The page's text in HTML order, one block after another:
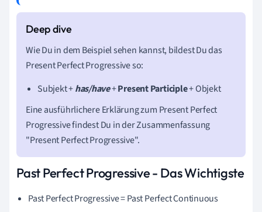
Wie Du in dem Beispiel sehen kannst, bildest Du das
Present Perfect Progressive so:
Subjekt +has/have+PresentParticiple+ Objekt
Eine ausführlichere Erklärung zum Present Perfect
Progressive findest Du in der Zusammenfassung
"Present Perfect Progressive".
Past Perfect Progressive - Das Wichtigste
Past Perfect Progressive = Past Perfect Continuous